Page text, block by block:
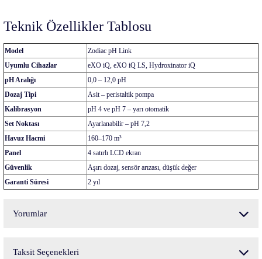
Teknik Özellikler Tablosu
Model
Zodiac pH Link
Uyumlu Cihazlar
eXO iQ, eXO iQ LS, Hydroxinator iQ
pH Aralığı
0,0 – 12,0 pH
Dozaj Tipi
Asit – peristaltik pompa
Kalibrasyon
pH 4 ve pH 7 – yarı otomatik
Set Noktası
Ayarlanabilir – pH 7,2
Havuz Hacmi
160–170 m³
Panel
4 satırlı LCD ekran
Güvenlik
Aşırı dozaj, sensör arızası, düşük değer
Garanti Süresi
2 yıl
Yorumlar
Taksit Seçenekleri